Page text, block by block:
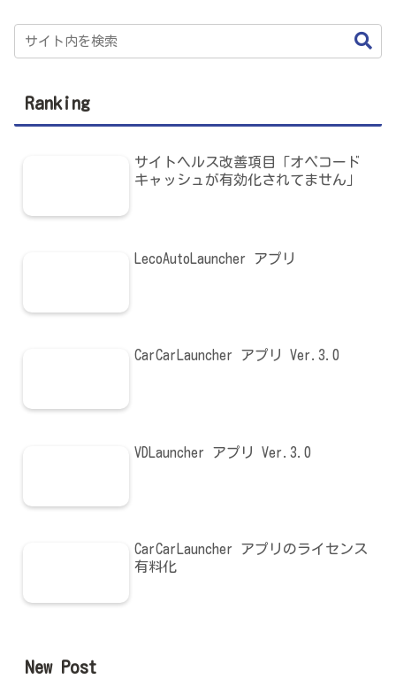
Ranking
サイトヘルス改善項目「オペコード
キャッシュが有効化されてません」
LecoAutoLauncher アプリ
CarCarLauncher アプリ Ver.3.0
VDLauncher アプリ Ver.3.0
CarCarLauncher アプリのライセンス
有料化
New Post